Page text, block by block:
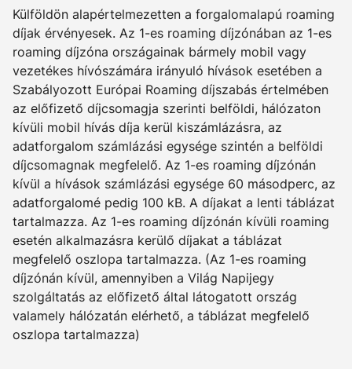
Külföldön alapértelmezetten a forgalomalapú roaming
díjak érvényesek. Az 1-es roaming díjzónában az 1-es
roaming díjzóna országainak bármely mobil vagy
vezetékes hívószámára irányuló hívások esetében a
Szabályozott Európai Roaming díjszabás értelmében
az előfizető díjcsomagja szerinti belföldi, hálózaton
kívüli mobil hívás díja kerül kiszámlázásra, az
adatforgalom számlázási egysége szintén a belföldi
díjcsomagnak megfelelő. Az 1-es roaming díjzónán
kívül a hívások számlázási egysége 60 másodperc, az
adatforgalomé pedig 100 kB. A díjakat a lenti táblázat
tartalmazza. Az 1-es roaming díjzónán kívüli roaming
esetén alkalmazásra kerülő díjakat a táblázat
megfelelő oszlopa tartalmazza. (Az 1-es roaming
díjzónán kívül, amennyiben a Világ Napijegy
szolgáltatás az előfizető által látogatott ország
valamely hálózatán elérhető, a táblázat megfelelő
oszlopa tartalmazza)